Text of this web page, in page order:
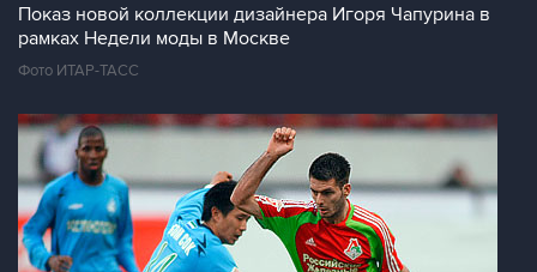
Показ новой коллекции дизайнера Игоря Чапурина в
рамках Недели моды в Москве
Фото ИТАР-ТАСС